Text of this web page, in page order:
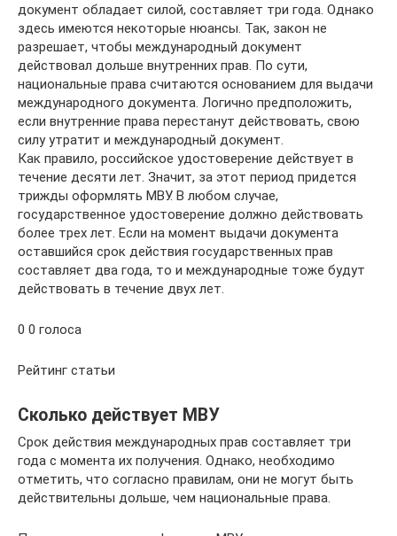
документ обладает силой, составляет три года. Однако
здесь имеются некоторые нюансы. Так, закон не
разрешает, чтобы международный документ
действовал дольше внутренних прав. По сути,
национальные права считаются основанием для выдачи
международного документа. Логично предположить,
если внутренние права перестанут действовать, свою
силу утратит и международный документ.
Как правило, российское удостоверение действует в
течение десяти лет. Значит, за этот период придется
трижды оформлять МВУ. В любом случае,
государственное удостоверение должно действовать
более трех лет. Если на момент выдачи документа
оставшийся срок действия государственных прав
составляет два года, то и международные тоже будут
действовать в течение двух лет.
0 0 голоса
Рейтинг статьи
Сколько действует МВУ
Срок действия международных прав составляет три
года с момента их получения. Однако, необходимо
отметить, что согласно правилам, они не могут быть
действительны дольше, чем национальные права.